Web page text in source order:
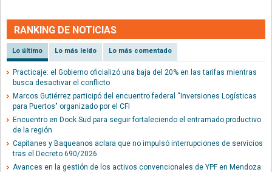
RANKING DE NOTICIAS
Lo último Lo más leído Lo más comentado
Practicaje: el Gobierno oficializó una baja del 20% en las tarifas mientras
busca desactivar el conflicto
Marcos Gutiérrez participó del encuentro federal “Inversiones Logísticas
para Puertos" organizado por el CFI
Encuentro en Dock Sud para seguir fortaleciendo el entramado productivo
de la región
Capitanes y Baqueanos aclara que no impulsó interrupciones de servicios
tras el Decreto 690/2026
Avances en la gestión de los activos convencionales de YPF en Mendoza